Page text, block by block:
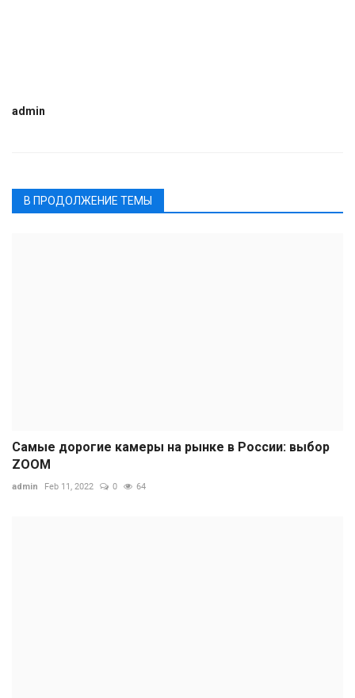
admin
В ПРОДОЛЖЕНИЕ ТЕМЫ
Самые дорогие камеры на рынке в России: выбор
ZOOM
admin Feb 11, 2022 0 64